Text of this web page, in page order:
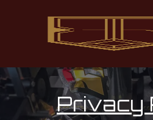
Privacy